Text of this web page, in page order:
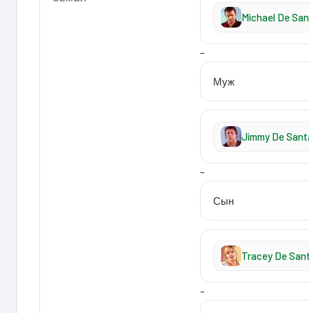
Michael De
–
Муж
Jimmy De
–
Сын
Tracey De
–